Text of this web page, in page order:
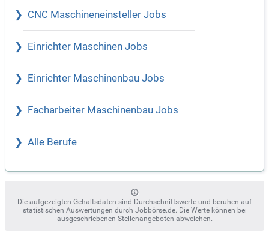
CNC Maschineneinsteller Jobs
Einrichter Maschinen Jobs
Einrichter Maschinenbau Jobs
Facharbeiter Maschinenbau Jobs
Alle Berufe
Die aufgezeigten Gehaltsdaten sind Durchschnittswerte und beruhen auf
statistischen Auswertungen durch Jobbörse.de. Die Werte können bei
ausgeschriebenen Stellenangeboten abweichen.